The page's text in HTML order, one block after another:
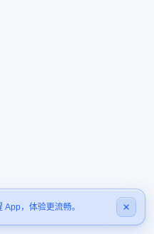
，体验更流畅。